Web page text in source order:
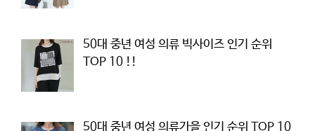
50대 중년 여성 의류 빅사이즈 인기 순위
TOP 10 !!
50대 중년 여성 의류가을 인기 순위 TOP 10